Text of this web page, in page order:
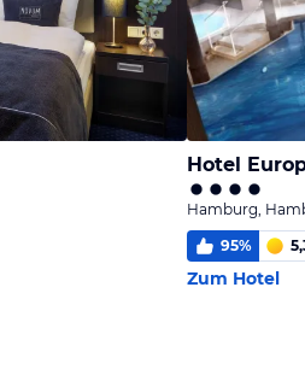
Hotel
Hamburg,
95%
Zum Hotel